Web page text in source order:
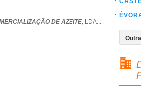
DE AZEITE, LDA...